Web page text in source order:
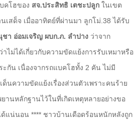
คโฮของ สจ.ประสิทธิ เตชะปลูก ในเขต
เสด็จ เมื่ออาทิตย์ที่ผ่านมา ลูกโม่.38 ได้รับ
า อ่อมเจริญ ผบก.ภ. ลำปาง ว่าจาก
ไม่ได้เกี่ยวกับความขัดแย้งการรับเหมาหรือ
ะกัน เนื่องจากรถแบคโฮทั้ง 2 คัน ไม่มี
ด็นความขัดแย้งเรื่องส่วนตัวเพราะคนร้าย
านหลักฐานไว้ในที่เกิดเหตุหลายอย่างขอ
ด้แน่นอน **** ชาวบ้านเดือดร้อนหนักหลังถูก